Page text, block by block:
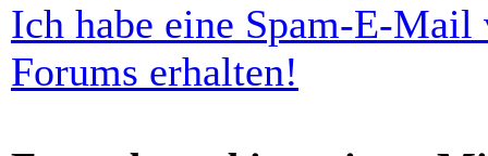
Ich habe eine Spam-E-
Forums erhalten!